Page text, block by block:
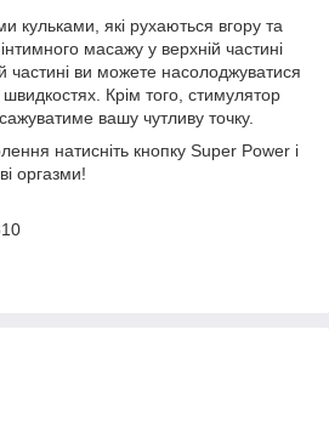
кульками, які рухаються вгору та
масажу у верхній частині
частині ви можете насолоджуватися
Крім того, стимулятор
вашу чутливу точку.
натисніть кнопку Super Power і
оргазми!